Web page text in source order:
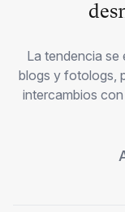
La tendencia se
blogs y fotologs,
intercambios